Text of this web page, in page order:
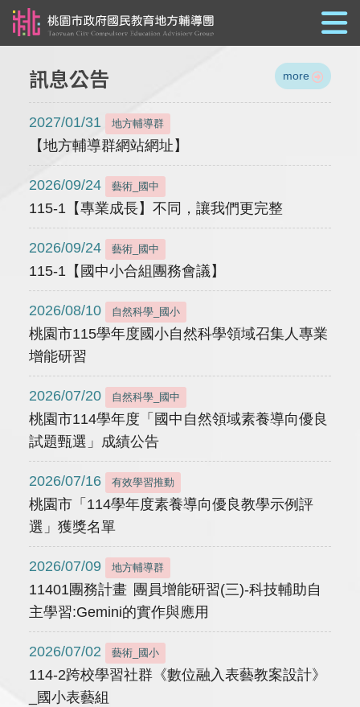
訊息公告 more
2027/01/31 地方輔導群
【地方輔導群網站網址】
2026/09/24 藝術_國中
115-1【專業成長】不同，讓我們更完整
2026/09/24 藝術_國中
115-1【國中小合組團務會議】
2026/08/10 自然科學_國小
桃園市115學年度國小自然科學領域召集人專業
增能研習
2026/07/20 自然科學_國中
桃園市114學年度「國中自然領域素養導向優良
試題甄選」成績公告
2026/07/16 有效學習推動
桃園市「114學年度素養導向優良教學示例評
選」獲獎名單
2026/07/09 地方輔導群
11401團務計畫 團員增能研習(三)-科技輔助自
主學習:Gemini的實作與應用
2026/07/02 藝術_國小
114-2跨校學習社群《數位融入表藝教案設計》
_國小表藝組